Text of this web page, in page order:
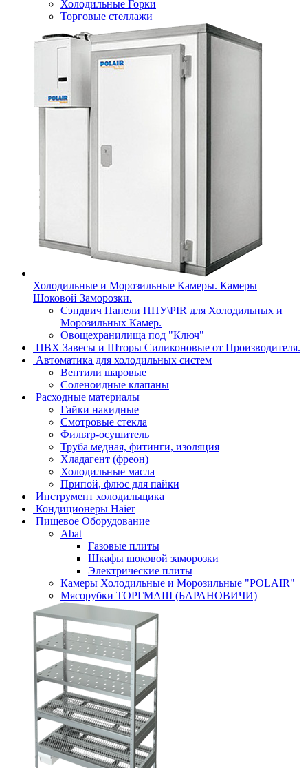
Холодильные Горки
Торговые стеллажи
Холодильные и Морозильные Камеры. Камеры
Шоковой Заморозки.
Сэндвич Панели ППУ\PIR для Холодильных и
Морозильных Камер.
Овощехранилища под "Ключ"
ПВХ Завесы и Шторы Силиконовые от Производителя.
Автоматика для холодильных систем
Вентили шаровые
Соленоидные клапаны
Расходные материалы
Гайки накидные
Смотровые стекла
Фильтр-осушитель
Труба медная, фитинги, изоляция
Хладагент (фреон)
Холодильные масла
Припой, флюс для пайки
Инструмент холодильщика
Кондиционеры Haier
Пищевое Оборудование
Abat
Газовые плиты
Шкафы шоковой заморозки
Электрические плиты
Камеры Холодильные и Морозильные "POLAIR"
Мясорубки ТОРГМАШ (БАРАНОВИЧИ)